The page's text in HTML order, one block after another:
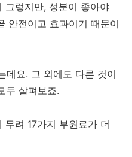
그렇지만, 성분이 좋아야
안전이고 효과이기 때문이
데요. 그 외에도 다른 것이
두 살펴보죠.
무려 17가지 부원료가 더